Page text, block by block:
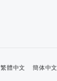
繁體中文 簡体中文